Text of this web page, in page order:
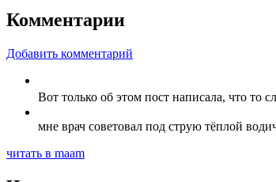
Комментарии
Добавить комментарий
Вот только об этом пост написала, что то
мне врач советовал под струю тёплой
читать в maam